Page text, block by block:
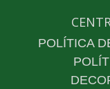
POLÍTICA